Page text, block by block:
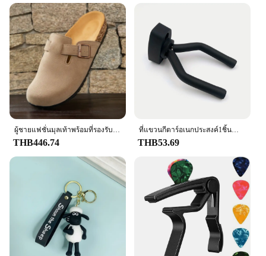
collection for years to come.
**A Tshirt for Everyone**
Understanding the diverse needs of our customers,
we offer the Classic Champion Tshirt in a range of
sizes to accommodate various body types. This
inclusive approach ensures that everyone can enjoy
the comfort and style that this tshirt provides.
Whether you're a wholesaler, vendor, or individual
looking to stock up, our sets are available for sale,
making it easy to find the perfect fit for your needs.
ผู้ชายแฟชั่นมุลเท้าพร้อมที่รองรับแบบโค้งสำหรับทุกเพศรองเท้าแตะชายหาดแบบคลาสสิก birkenstok สำหรับผู้ชายรองเท้าแตะหนังกลับแบบย้อนยุคทำจากไม้ก๊อก
THB446.74
ที่แขวนกีตาร์อเนกประสงค์1ชิ้นสำหรับหลากหลายข้อมูลจำเพาะ-กีต้าร์ไฟฟ้า/คลาสสิค/โฟล์คกีตาร์เบสกีตาร์-ตะขอโลหะ
THB53.69